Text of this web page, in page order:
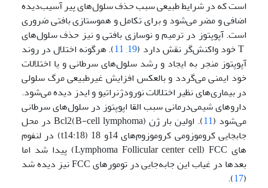
است که در شرایط طبیعی سبب حذف سلول‌های پیر آسیب‌دیده
اضافی و مضر می‌شود و برای تکامل و هموستازی بافتی ضروری
است. آپوپتوز در ترمیم و نوسازی بافتی و نیز حذف سلول‌های
T خود واکنش‌گر نقش دارد (
19
,
11). هرگونه اختلال در روند
آپوپتوز منجر به ایجاد و رشد سلول‌های سرطانی و یا اختلالات
خود ایمنی می‌گردد و بالعکس افزایش غیرطبیعی مرگ سلولی
در بیماری‌های نظیر اختلالات نورودژنراتیو و ایدز دیده می‌شود.
داروهای شیمی‌درمانی سبب القا اپوپتوز در سلول‌های سرطانی
می‌شود (11
). اولین بار ژن Bcl2(B-cell lymphoma) در محل
جابجایی کروموزومی کروموزوم‌های 14و 18 (t14:18) در لنفوم
های Lymphoma Follicular center cell) FCC) پیدا شد اما
بعدها در غیاب این جابه‌جایی در تومورهای FCC نیز دیده شد
(
17
).